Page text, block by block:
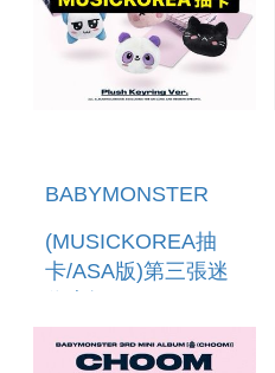
BABYMONSTER
(MUSICKOREA抽
卡/ASA版)第三張迷
「CHOOM(PLUSH
KEYRING VER.)」